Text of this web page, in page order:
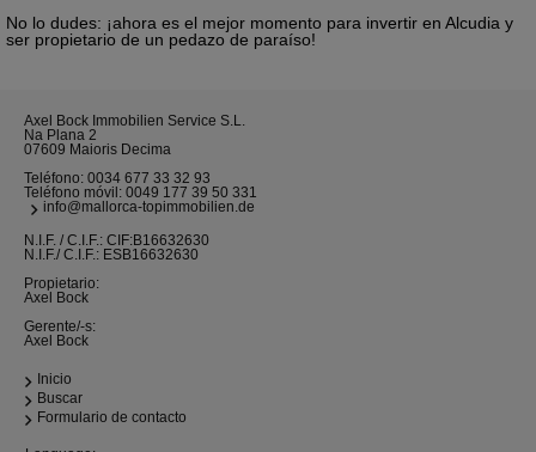
No lo dudes: ¡ahora es el mejor momento para invertir en Alcudia y
ser propietario de un pedazo de paraíso!
Axel Bock Immobilien Service S.L.
Na Plana 2
07609 Maioris Decima
Teléfono: 0034 677 33 32 93
Teléfono móvil: 0049 177 39 50 331
info@mallorca-topimmobilien.de
N.I.F. / C.I.F.: CIF:B16632630
N.I.F./ C.I.F.: ESB16632630
Propietario:
Axel Bock
Gerente/-s:
Axel Bock
Inicio
Buscar
Formulario de contacto